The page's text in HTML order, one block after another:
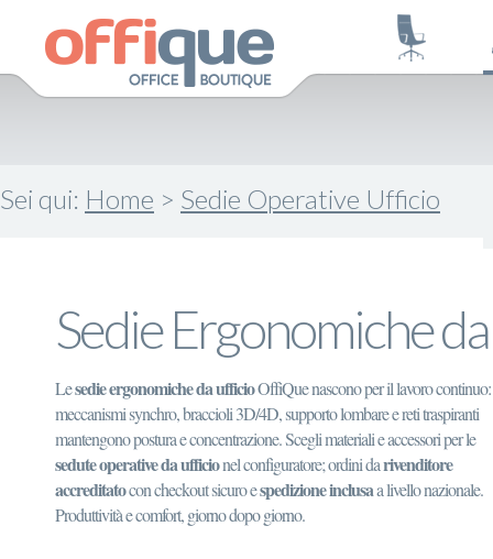
Sei qui: Home > Sedie Operative Ufficio
Sedie Ergonomiche
Lesedie ergonomiche da ufficioOffiQue nascono per il lavoro continuo:
meccanismi synchro, braccioli 3D/4D, supporto lombare e reti traspiranti
mantengono postura e concentrazione. Scegli materiali e accessori per le
sedute operative da ufficionel configuratore; ordini darivenditore
accreditatocon checkout sicuro espedizione inclusaa livello nazionale.
Produttività e comfort, giorno dopo giorno.